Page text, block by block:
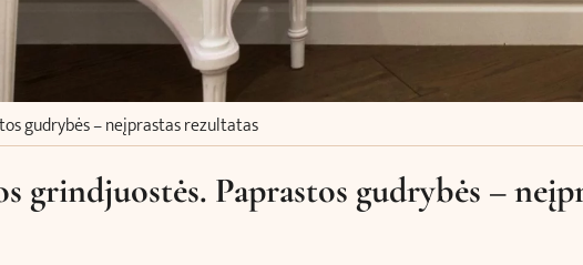
gudrybės – neįprastas rezultatas
grindjuostės. Paprastos gudrybės –